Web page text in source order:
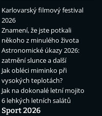
Karlovarský filmový festival
2026
Znamení, že jste potkali
někoho z minulého života
Astronomické úkazy 2026:
zatmění slunce a další
Jak obléci miminko při
vysokých teplotách?
Jak na dokonalé letní mojito
6 lehkých letních salátů
Sport 2026